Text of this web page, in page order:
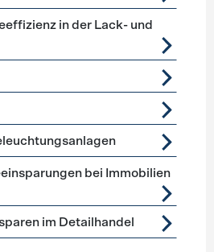
in der Lack- und
bei Immobilien
im Detailhandel